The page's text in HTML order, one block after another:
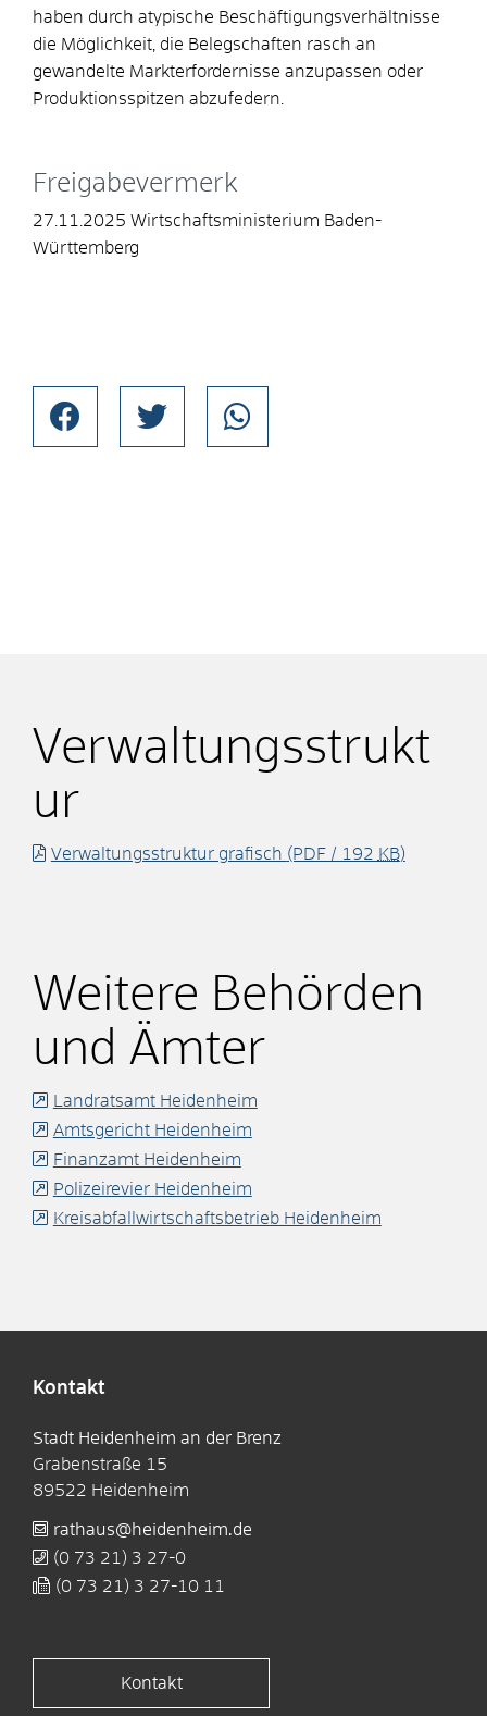
haben durch atypische Beschäftigungsverhältnisse
die Möglichkeit, die Belegschaften rasch an
gewandelte Markterfordernisse anzupassen oder
Produktionsspitzen abzufedern.
Freigabevermerk
27.11.2025 Wirtschaftsministerium Baden-
Württemberg
Verwaltungsstrukt
ur
Verwaltungsstruktur grafisch (PDF / 192 KB)
Weitere Behörden
und Ämter
Landratsamt Heidenheim
Amtsgericht Heidenheim
Finanzamt Heidenheim
Polizeirevier Heidenheim
Kreisabfallwirtschaftsbetrieb Heidenheim
Kontakt
Stadt Heidenheim an der Brenz
Grabenstraße 15
89522 Heidenheim
rathaus@heidenheim.de
(0 73 21) 3 27-0
(0 73 21) 3 27-10 11
Kontakt